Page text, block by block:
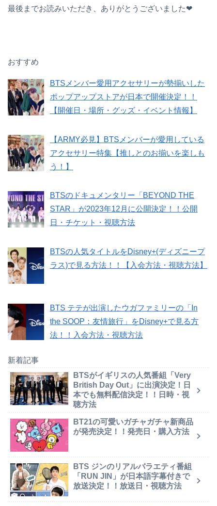
最後までお読みいただき、ありがとうございました❤︎
おすすめ
BTSメンバー愛用アクセサリーが勢揃いした
ポップアップストアが日本で開催決定！！
【開催日・場所・グッズ・イベント情報】
【ARMY必見】BTSメンバーが愛用している
アクセサリー特集【推しとのお揃いを楽しも
う！】
BTSのドキュメンタリー「BEYOND THE
STAR」が2023年12月に公開決定！！公開
日・チケット・視聴方法
BTSの人気タイトルをDisney+(ディズニープ
ラス)で見る方法！！【入会方法・視聴方法】
BTS テテが出演したウガファミリーの「In
the SOOP：友情旅行」をDisney+で見る方
法！！入会方法・視聴方法
新着記事
BTSがイギリスの人気番組「Very
British Day Out」に出演決定！日
本でも無料配信決定！！日時・視
聴方法
BT21の可愛いガチャガチャ新商品
が発売決定！！発売日・購入方法
BTS ジンのリアルバラエティ番組
「RUN JIN」が日本語字幕付きで
放送決定！！放送日・視聴方法